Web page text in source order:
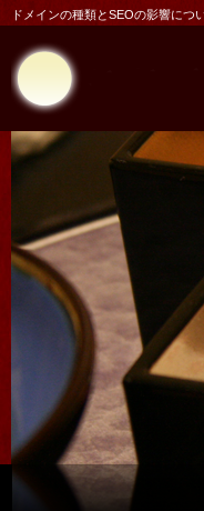
ドメインの種類とSEOの影響につ